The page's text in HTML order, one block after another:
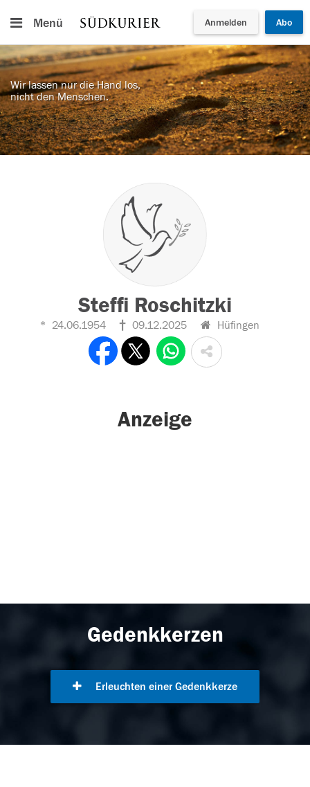
Menü Anmelden Abo
Wir lassen nur die Hand los,
nicht den Menschen.
Steffi Roschitzki
24.06.1954 09.12.2025 Hüfingen
Anzeige
Gedenkkerzen
Erleuchten einer Gedenkkerze